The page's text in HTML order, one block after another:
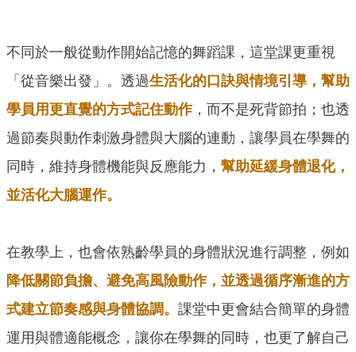
不同於一般從動作開始記憶的舞蹈課，這堂課更重視
「從音樂出發」。透過生活化的口訣與情境引導，幫助
學員用更直覺的方式記住動作，而不是死背節拍；也透
過節奏與動作刺激身體與大腦的連動，讓學員在學舞的
同時，維持身體機能與反應能力， 幫助延緩身體退化，
並活化大腦運作。
在教學上，也會依熟齡學員的身體狀況進行調整，例如
降低關節負擔、避免高風險動作，並透過循序漸進的方
式建立節奏感與身體協調。 課堂中更會結合簡單的身體
運用與體適能概念，讓你在學舞的同時，也更了解自己